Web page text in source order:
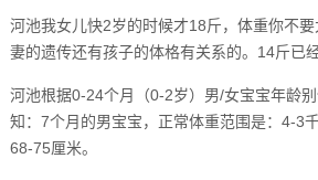
河池我女儿快2岁的时候才18斤，体重你不
妻的遗传还有孩子的体格有关系的。14斤已
河池根据0-24个月（0-2岁）男/女宝宝年龄
知：7个月的男宝宝，正常体重范围是：4-3
68-75厘米。